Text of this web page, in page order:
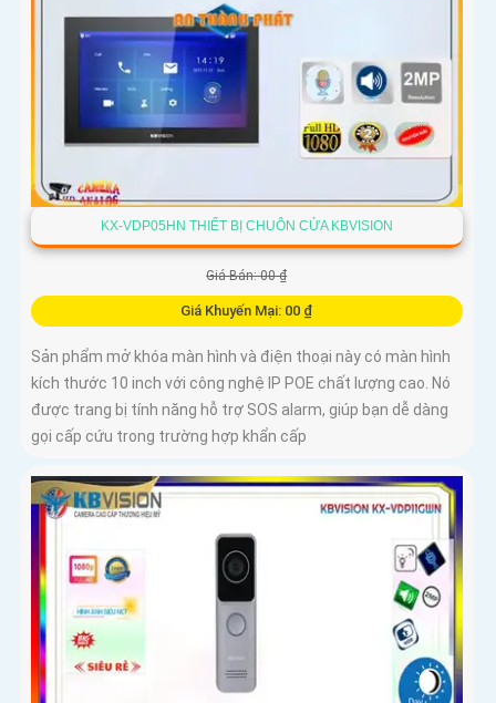
KX-VDP05HN THIẾT BỊ CHUÔN CỬA KBVISION
Giá Bán: 00 ₫
Giá Khuyến Mại: 00 ₫
Sản phẩm mở khóa màn hình và điện thoại này có màn hình
kích thước 10 inch với công nghệ IP POE chất lượng cao. Nó
được trang bị tính năng hỗ trợ SOS alarm, giúp bạn dễ dàng
gọi cấp cứu trong trường hợp khẩn cấp